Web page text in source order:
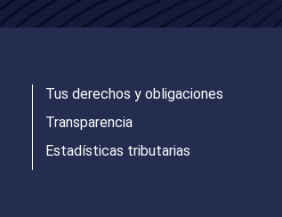
Tus derechos y obligaciones
Transparencia
Estadísticas tributarias